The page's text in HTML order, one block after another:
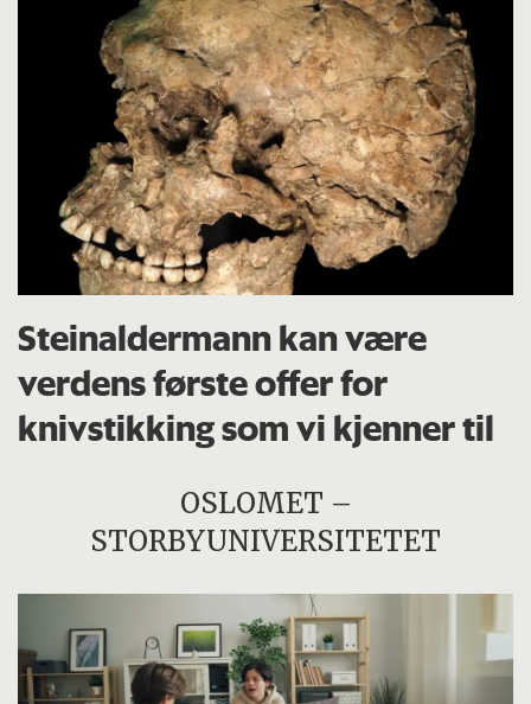
Steinaldermann kan være
verdens første offer for
knivstikking som vi kjenner til
OSLOMET –
STORBYUNIVERSITETET